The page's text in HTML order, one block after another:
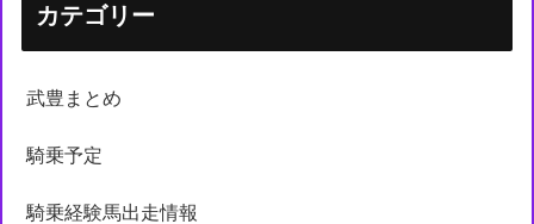
カテゴリー
武豊まとめ
騎乗予定
騎乗経験馬出走情報